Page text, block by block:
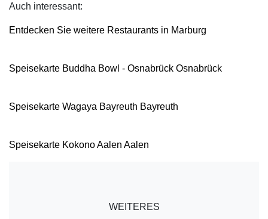
Auch interessant:
Entdecken Sie weitere Restaurants in Marburg
Speisekarte Buddha Bowl - Osnabrück Osnabrück
Speisekarte Wagaya Bayreuth Bayreuth
Speisekarte Kokono Aalen Aalen
WEITERES